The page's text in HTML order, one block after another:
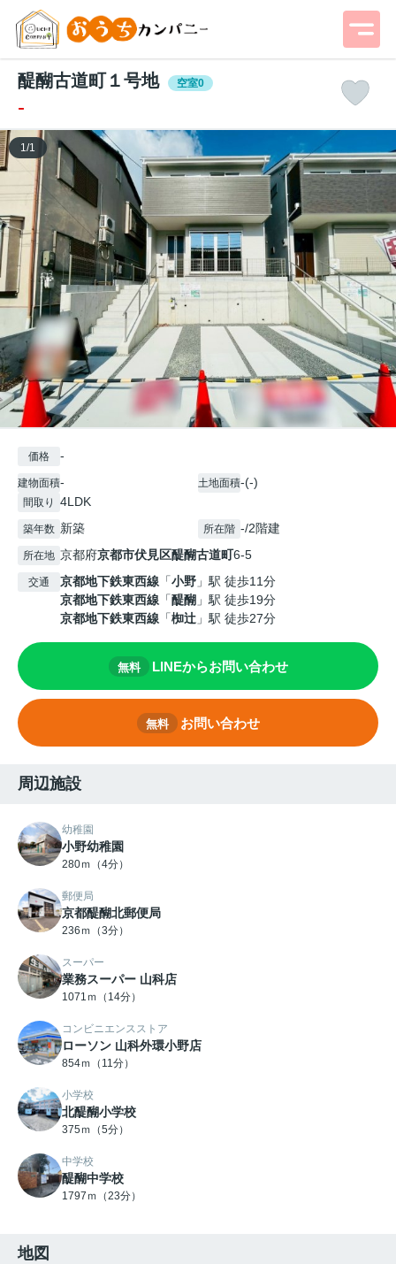
醍醐古道町１号地 空室0
-
1 /1
価格 -
建物面積- 土地面積-(-)
間取り 4LDK
築年数 新築 所在階 -/2階建
所在地 京都府京都市伏見区醍醐古道町6-5
交通 京都地下鉄東西線 「小野 」駅 徒歩11分
京都地下鉄東西線 「醍醐 」駅 徒歩19分
京都地下鉄東西線 「椥辻 」駅 徒歩27分
無料 LINEからお問い合わせ
無料 お問い合わせ
周辺施設
幼稚園
小野幼稚園
280ｍ（4分）
郵便局
京都醍醐北郵便局
236ｍ（3分）
スーパー
業務スーパー 山科店
1071ｍ（14分）
コンビニエンスストア
ローソン 山科外環小野店
854ｍ（11分）
小学校
北醍醐小学校
375ｍ（5分）
中学校
醍醐中学校
1797ｍ（23分）
地図